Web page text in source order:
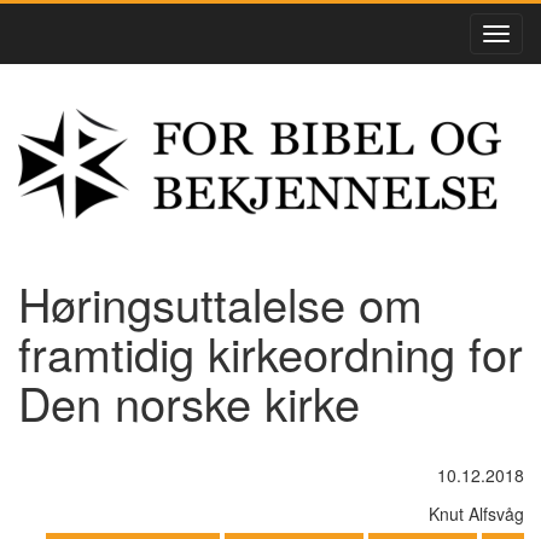
Høringsuttalelse om
framtidig kirkeordning for
Den norske kirke
10.12.2018
Knut Alfsvåg